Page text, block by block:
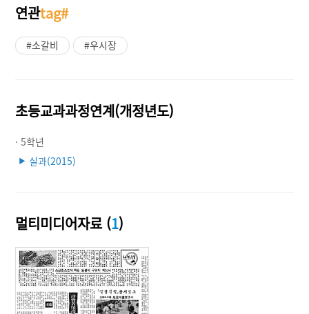
연관tag#
#소갈비 #우시장
초등교과과정연계(개정년도)
· 5학년
▶ 실과(2015)
멀티미디어자료 (1)